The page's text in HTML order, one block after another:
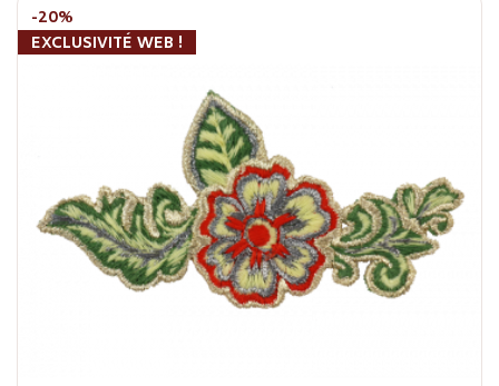
-20%
EXCLUSIVITÉ WEB !